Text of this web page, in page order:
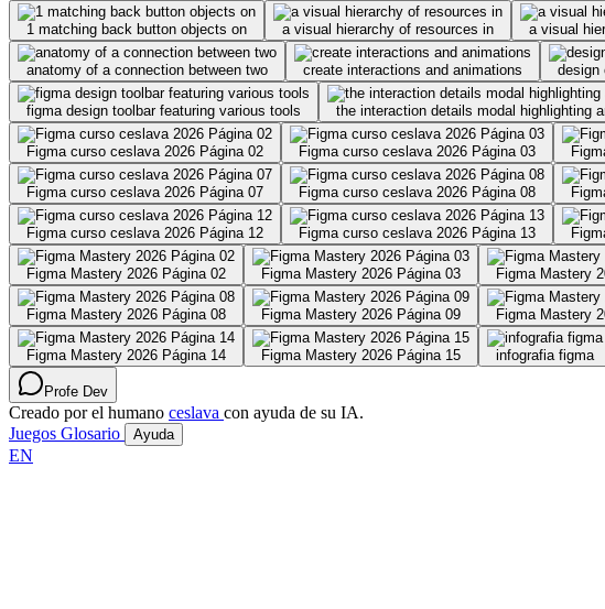
1 matching back button objects on a visual hierarchy of resources in a visual
anatomy of a connection between two create interactions and animations design
figma design toolbar featuring various tools the interaction details modal highlighting
Figma curso ceslava 2026 Página 02 Figma curso ceslava 2026 Página 03
Figma curso ceslava 2026 Página 07 Figma curso ceslava 2026 Página 08
Figma curso ceslava 2026 Página 12 Figma curso ceslava 2026 Página 13
Figma Mastery 2026 Página 02 Figma Mastery 2026 Página 03 Figma Mastery
Figma Mastery 2026 Página 08 Figma Mastery 2026 Página 09 Figma Mastery
Figma Mastery 2026 Página 14 Figma Mastery 2026 Página 15 infografia figma
Profe Dev
Creado por el humano ceslava con ayuda de su IA.
Juegos Glosario Ayuda
EN